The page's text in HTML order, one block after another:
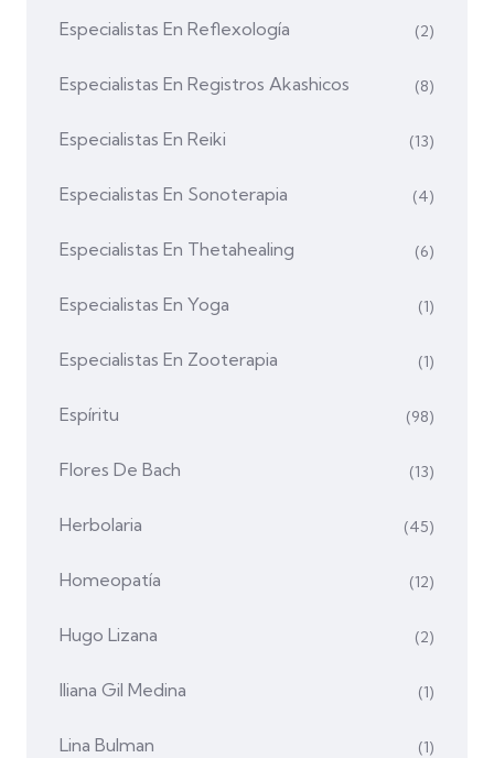
Especialistas En Reflexología (2)
Especialistas En Registros Akashicos (8)
Especialistas En Reiki (13)
Especialistas En Sonoterapia (4)
Especialistas En Thetahealing (6)
Especialistas En Yoga (1)
Especialistas En Zooterapia (1)
Espíritu (98)
Flores De Bach (13)
Herbolaria (45)
Homeopatía (12)
Hugo Lizana (2)
Iliana Gil Medina (1)
Lina Bulman (1)